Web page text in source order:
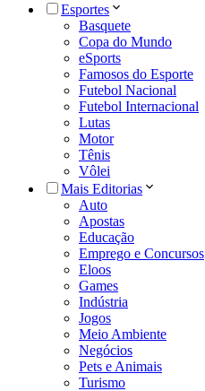
Esportes
Basquete
Copa do Mundo
eSports
Famosos do Esporte
Futebol Nacional
Futebol Internacional
Lutas
Motor
Tênis
Vôlei
Mais Editorias
Auto
Apostas
Educação
Emprego e Concursos
Eloos
Games
Indústria
Jogos
Meio Ambiente
Negócios
Pets e Animais
Turismo